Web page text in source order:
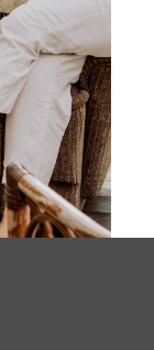
Kids Gizeh